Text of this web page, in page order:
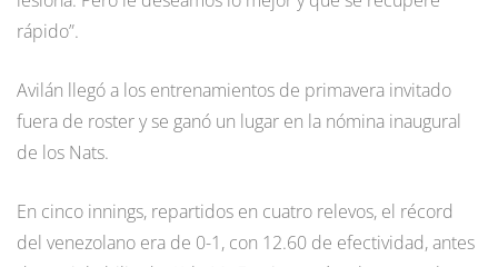
rápido”.
Avilán llegó a los entrenamientos de primavera invitado
fuera de roster y se ganó un lugar en la nómina inaugural
de los Nats.
En cinco innings, repartidos en cuatro relevos, el récord
del venezolano era de 0-1, con 12.60 de efectividad, antes